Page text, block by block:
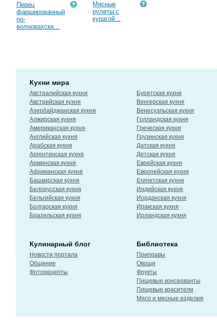
Перец
фаршированный
по-
волновахски...
Мясные
рулеты с
курагой...
Кухни мира
Австралийская кухня
Австрийская кухня
Азербайджанская кухня
Алжирская кухня
Американская кухня
Английская кухня
Арабская кухня
Аргентинская кухня
Армянская кухня
Африканская кухня
Башкирская кухня
Белорусская кухня
Бельгийская кухня
Болгарская кухня
Бразильская кухня
Бурятская кухня
Венгерская кухня
Венесуэльская кухня
Голландская кухня
Греческая кухня
Грузинская кухня
Датская кухня
Детская кухня
Еврейская кухня
Европейская кухня
Египетская кухня
Индийская кухня
Иорданская кухня
Иракская кухня
Ирландская кухня
Кулинарный блог
Новости портала
Общение
Фоторецепты
Библиотека
Приправы
Овощи
Фрукты
Пищевые консерванты
Пищевые красители
Мясо и мясные изделия